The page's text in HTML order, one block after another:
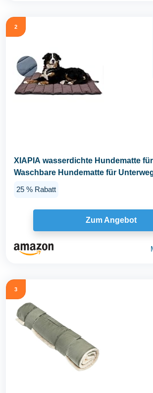
2
XIAPIA wasserdichte Hundematte
Waschbare Hundematte für
25 % Rabatt
Zum Angebot
3